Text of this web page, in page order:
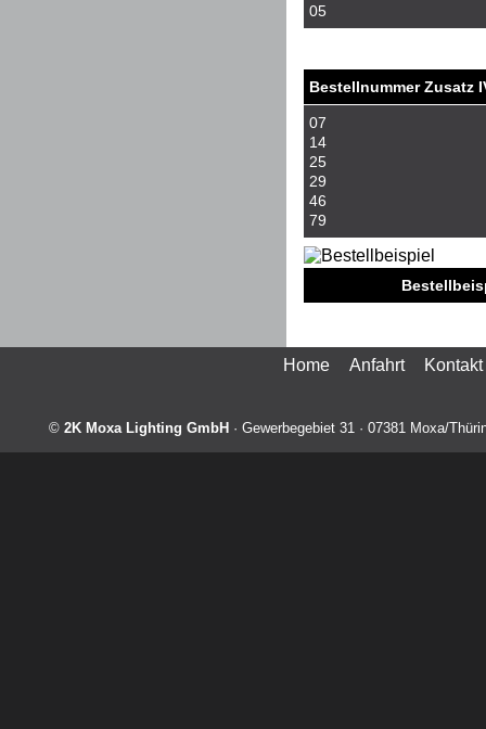
05
Bestellnummer Zusatz
07
14
25
29
46
79
Home Anfahrt Kontakt
© 2K Moxa Lighting GmbH · Gewerbegebiet 31 · 07381 Moxa/